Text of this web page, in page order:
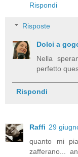
Rispondi
Risposte
Dolci a
Nella
perfetto
Rispondi
Raffi 29
quanto mi
zafferano...